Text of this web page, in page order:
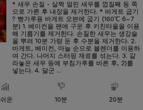
* 새우 손질 - 살짝 얼린 새우를 껍질째 등 쪽
으로 가른 후 내장을 제거한다. * 바게트 굽기
? 빵가루용 바게트 오븐에 굽기 (160℃ 6~7
분) 1. 베이컨을 팬에 구운 후 키친타올을 이용
해 기름기를 제거한다. 손질한 새우는 생강술
을 뿌려 10분 가량 둔 후 수분을 제거한다. 2.
바게트, 베이컨, 마늘 순으로 블렌더를 이용하
여 간다. 나머지 스터핑 재료를 섞는다. 3. 갈
라놓은 새우 등에 부침가루를 바른 후, 2)를
넣는다. 4. 달군 ...
쉬운 10분 20분